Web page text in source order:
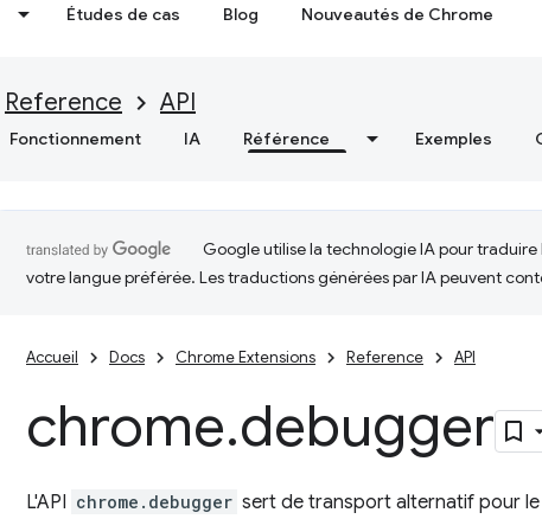
Études de cas Blog Nouveautés de Chrome
Reference API
Fonctionnement IA Référence Exemples
Google utilise la technologie IA pour
votre langue préférée. Les traductions générées par IA peuvent
Accueil Docs Chrome Extensions Reference API
chrome.debugger
L'API chrome.debugger sert de transport alternatif pour le